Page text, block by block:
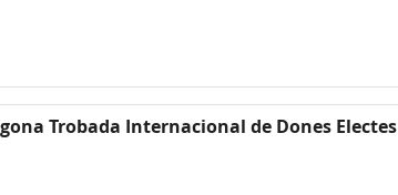
Trobada Internacional de Dones Electes